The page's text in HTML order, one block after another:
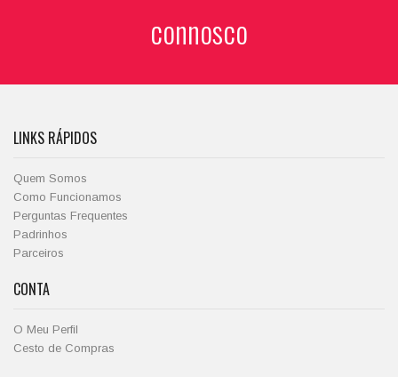
connosco
LINKS RÁPIDOS
Quem Somos
Como Funcionamos
Perguntas Frequentes
Padrinhos
Parceiros
CONTA
O Meu Perfil
Cesto de Compras